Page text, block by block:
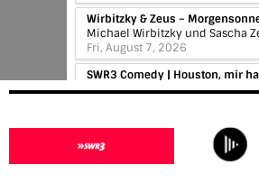
Fri, August 7, 2026
SWR3 Comedy | Ist KI gefährlich?!